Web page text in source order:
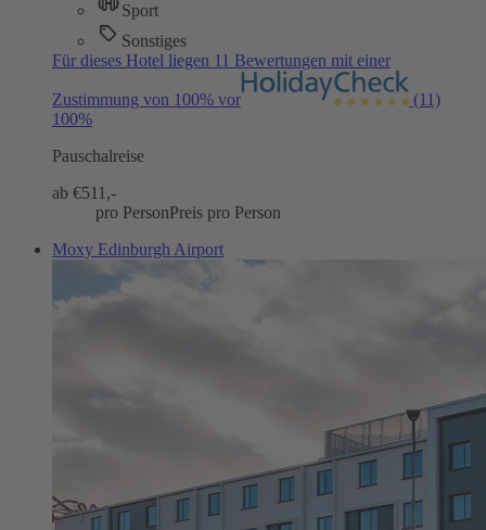
Sport
Sonstiges
Für dieses Hotel liegen 11 Bewertungen mit einer
Zustimmung von 100% vor
(11)
100%
Pauschalreise
ab €511,-
pro PersonPreis pro Person
Moxy Edinburgh Airport